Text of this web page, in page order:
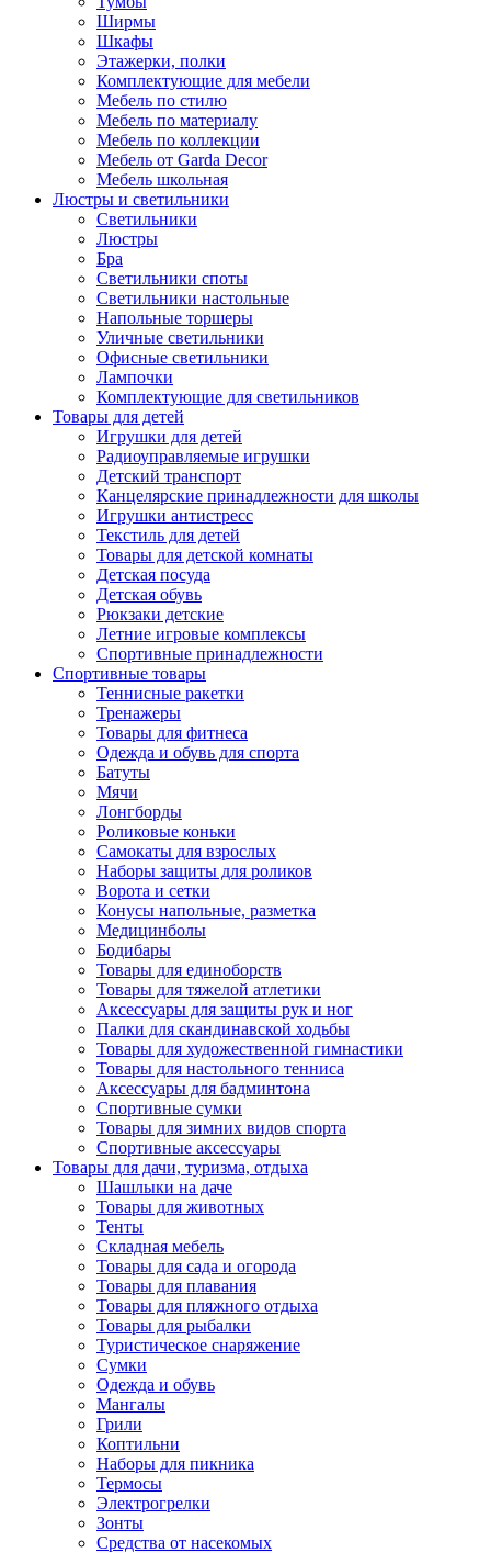
Ширмы
Шкафы
Этажерки, полки
Комплектующие для мебели
Мебель по стилю
Мебель по материалу
Мебель по коллекции
Мебель от Garda Decor
Мебель школьная
Люстры и светильники
Светильники
Люстры
Бра
Светильники споты
Светильники настольные
Напольные торшеры
Уличные светильники
Офисные светильники
Лампочки
Комплектующие для светильников
Товары для детей
Игрушки для детей
Радиоуправляемые игрушки
Детский транспорт
Канцелярские принадлежности для школы
Игрушки антистресс
Текстиль для детей
Товары для детской комнаты
Детская посуда
Детская обувь
Рюкзаки детские
Летние игровые комплексы
Спортивные принадлежности
Спортивные товары
Теннисные ракетки
Тренажеры
Товары для фитнеса
Одежда и обувь для спорта
Батуты
Мячи
Лонгборды
Роликовые коньки
Самокаты для взрослых
Наборы защиты для роликов
Ворота и сетки
Конусы напольные, разметка
Медицинболы
Бодибары
Товары для единоборств
Товары для тяжелой атлетики
Аксессуары для защиты рук и ног
Палки для скандинавской ходьбы
Товары для художественной гимнастики
Товары для настольного тенниса
Аксессуары для бадминтона
Спортивные сумки
Товары для зимних видов спорта
Спортивные аксессуары
Товары для дачи, туризма, отдыха
Шашлыки на даче
Товары для животных
Тенты
Складная мебель
Товары для сада и огорода
Товары для плавания
Товары для пляжного отдыха
Товары для рыбалки
Туристическое снаряжение
Сумки
Одежда и обувь
Мангалы
Грили
Коптильни
Наборы для пикника
Термосы
Электрогрелки
Зонты
Средства от насекомых